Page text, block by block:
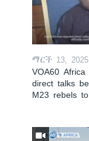
ማርች 13, 2025
VOA60
direct talks
M23 rebels